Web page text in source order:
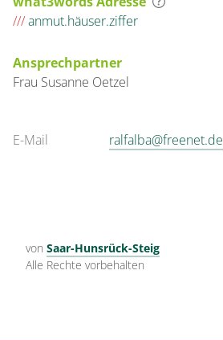
///anmut.häuser.ziffer
Ansprechpartner
Frau Susanne Oetzel
E-Mail ralfalba@freenet.de
von Saar-Hunsrück-Steig
Alle Rechte vorbehalten